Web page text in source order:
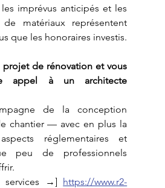
imprévus anticipés et les
matériaux représentent
que les honoraires investis.
projet de rénovation et vous
appel à un architecte
de la conception
chantier — avec en plus la
réglementaires et
peu de professionnels
services →] https://www.r2-